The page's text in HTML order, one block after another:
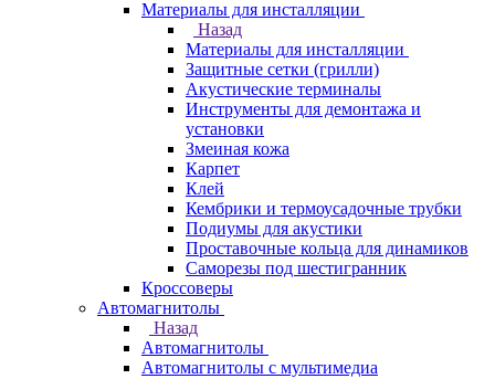
Материалы для инсталляции
Назад
Материалы для инсталляции
Защитные сетки (грилли)
Акустические терминалы
Инструменты для демонтажа и
установки
Змеиная кожа
Карпет
Клей
Кембрики и термоусадочные трубки
Подиумы для акустики
Проставочные кольца для динамиков
Саморезы под шестигранник
Кроссоверы
Автомагнитолы
Назад
Автомагнитолы
Автомагнитолы с мультимедиа